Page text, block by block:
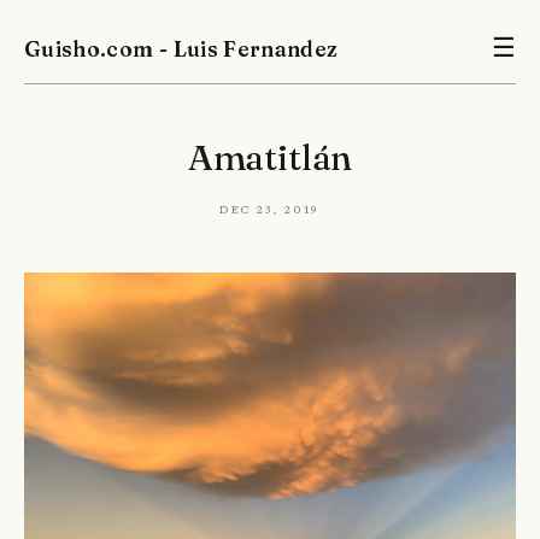
Guisho.com - Luis Fernandez ☰
Amatitlán
Dec 23, 2019